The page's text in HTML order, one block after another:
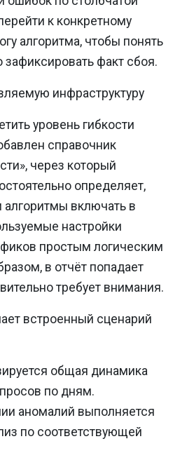
к конкретному
алгоритма, чтобы понять
зафиксировать факт сбоя.
инфраструктуру
уровень гибкости
справочник
через который
определяет,
алгоритмы включать в
настройки
простым логическим
в отчёт попадает
требует внимания.
встроенный сценарий
общая динамика
по дням.
аномалий выполняется
по соответствующей